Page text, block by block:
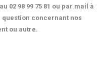
02 98 99 75 81 ou par mail à
concernant nos
ou autre.